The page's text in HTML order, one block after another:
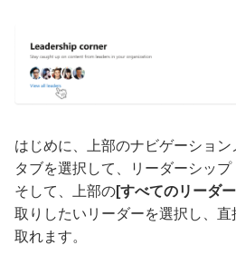
はじめに、上部のナビゲーション
タブを選択して、リーダーシップ
そして、上部の[すべてのリーダ
取りしたいリーダーを選択し、
取れます。